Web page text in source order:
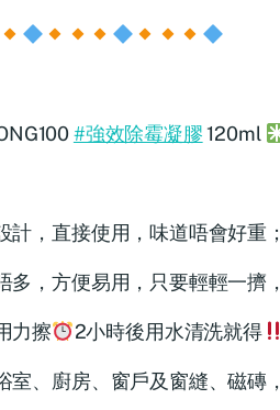
#強效除霉凝膠 120ml
計，直接使用，味道唔會好重；
多，方便易用，只要輕輕一擠，
力擦 2小時後用水清洗就得
室、廚房、窗戶及窗縫、磁磚，